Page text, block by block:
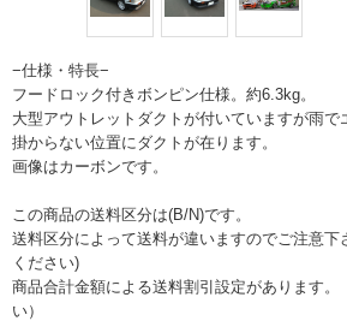
−仕様・特長−
フードロック付きボンピン仕様。約6.3kg。
大型アウトレットダクトが付いていますが雨で
掛からない位置にダクトが在ります。
画像はカーボンです。
この商品の送料区分は(B/N)です。
送料区分によって送料が違いますのでご注意下
ください)
商品合計金額による送料割引設定があります。
い）